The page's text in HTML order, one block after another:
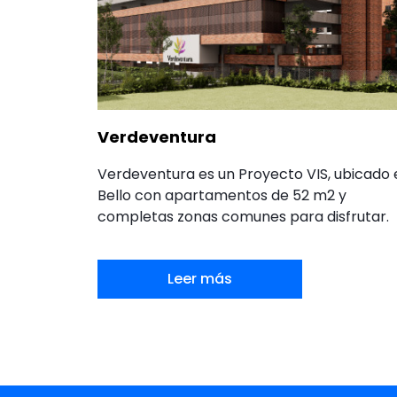
Verdeventura
Verdeventura es un Proyecto VIS, ubicado
Bello con apartamentos de 52 m2 y
completas zonas comunes para disfrutar.
Leer más